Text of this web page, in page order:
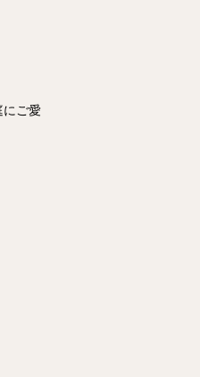
にご愛